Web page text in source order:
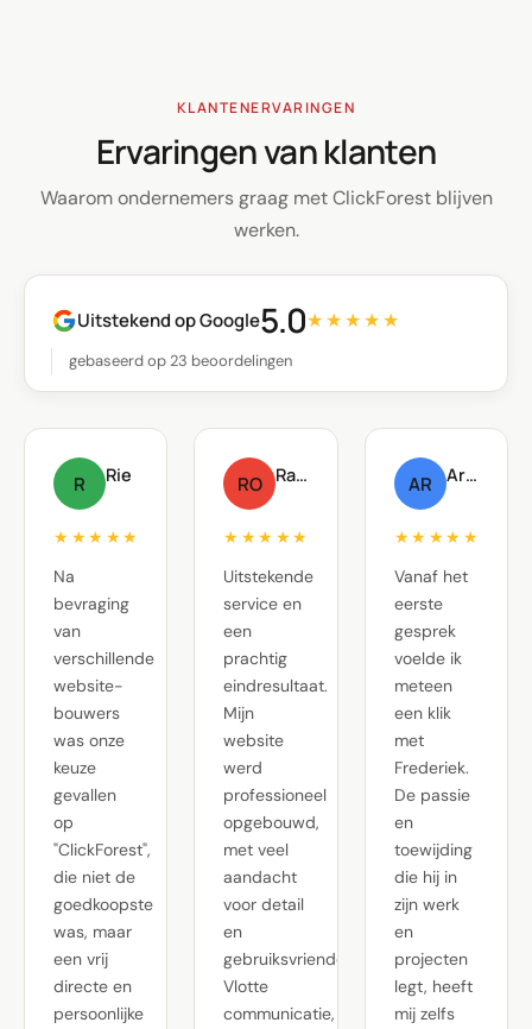
KLANTENERVARINGEN
Ervaringen van klanten
Waarom ondernemers graag met ClickForest blijven
werken.
Uitstekend op Google5.0★★★★★
gebaseerd op 23 beoordelingen
R Rie
★★★★★
Na
bevraging
van
verschillende
website-
bouwers
was onze
keuze
gevallen
op
"ClickForest",
die niet de
goedkoopste
was, maar
een vrij
directe en
persoonlijke
RO Raf Oste
★★★★★
Uitstekende
service en
een
prachtig
eindresultaat.
Mijn
website
werd
professioneel
opgebouwd,
met veel
aandacht
voor detail
en
gebruiksvriendelijkheid.
Vlotte
communicatie,
AR Arnout Raskin
★★★★★
Vanaf het
eerste
gesprek
voelde ik
meteen
een klik
met
Frederiek.
De passie
en
toewijding
die hij in
zijn werk
en
projecten
legt, heeft
mij zelfs